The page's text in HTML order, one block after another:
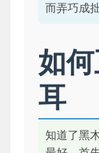
而弄巧成拙
如
耳
知道了黑